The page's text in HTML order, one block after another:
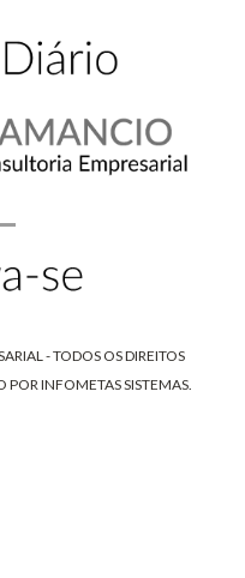
- TODOS OS DIREITOS
PORINFOMETAS SISTEMAS.